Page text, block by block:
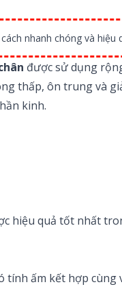
nhanh chóng và hiệu
được sử dụng
thấp, ôn trung và
kinh.
hiệu quả tốt nhất
ấm kết hợp cùng